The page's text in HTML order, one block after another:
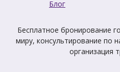
Блог
Бесплатное бронирование
миру, консультирование по
организация